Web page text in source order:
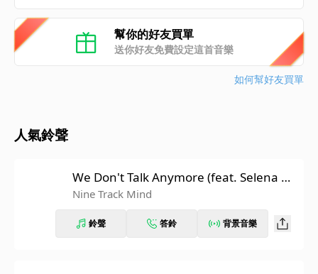
幫你的好友買單
送你好友免費設定這首音樂
如何幫好友買單
人氣鈴聲
We Don't Talk Anymore (feat. Selena Go
mez)
Nine Track Mind
鈴聲 答鈴 背景音樂